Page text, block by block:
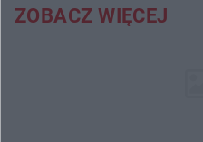
ZOBACZ WIĘCEJ